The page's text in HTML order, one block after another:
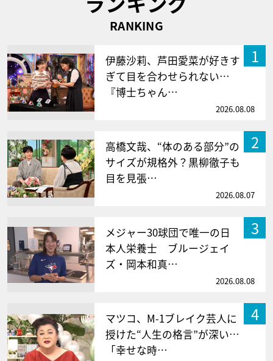
RANKING
1
伊藤沙莉、芦田愛菜が好きす
ぎて目を合わせられない…
『博士ちゃん…
2026.08.08
2
高橋文哉、“体のある部分”の
サイズが規格外？黒柳徹子も
目を見張…
2026.08.07
3
メジャー30球団で唯一の日
本人栄養士 ブルージェイ
ズ・岡本和真…
2026.08.08
4
マツコ、M-1ブレイク芸人に
授けた“人生の格言”が深い…
「幸せな時…